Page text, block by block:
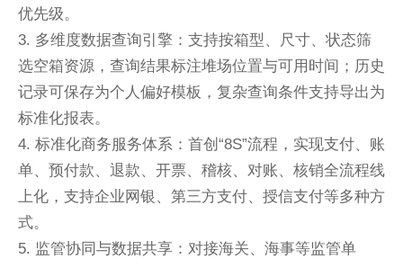
优先级。
3. 多维度数据查询引擎：支持按箱型、尺寸、状态筛
选空箱资源，查询结果标注堆场位置与可用时间；历史
记录可保存为个人偏好模板，复杂查询条件支持导出为
标准化报表。
4. 标准化商务服务体系：首创“8S”流程，实现支付、账
单、预付款、退款、开票、稽核、对账、核销全流程线
上化，支持企业网银、第三方支付、授信支付等多种方
式。
5. 监管协同与数据共享：对接海关、海事等监管单